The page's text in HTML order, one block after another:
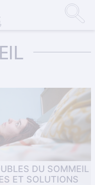
DU SOMMEIL
ET SOLUTIONS